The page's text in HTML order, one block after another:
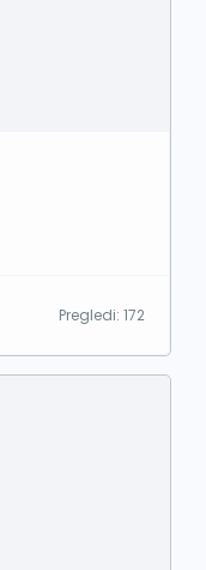
Pregledi: 172